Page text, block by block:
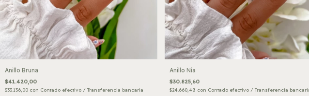
Anillo Bruna
$41.420,00
$33.136,00 con Contado efectivo / Transferencia bancaria
Anillo Nía
$30.825,60
$24.660,48 con Contado efectivo / Transferencia